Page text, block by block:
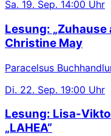
Sa. 19. Sep. 14:00 Uhr
Lesung: „Zuhause
Christine May
Paracelsus
Di. 22. Sep. 19:00 Uhr
Lesung: Lisa-
„LAHEA“